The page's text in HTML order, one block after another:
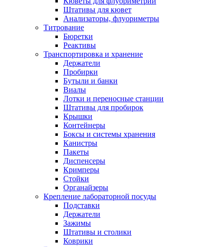
Штативы для кювет
Анализаторы, флуориметры
Титрование
Бюретки
Реактивы
Транспортировка и хранение
Держатели
Пробирки
Бутыли и банки
Виалы
Лотки и переносные станции
Штативы для пробирок
Крышки
Контейнеры
Боксы и системы хранения
Канистры
Пакеты
Диспенсеры
Кримперы
Стойки
Органайзеры
Крепление лабораторной посуды
Подставки
Держатели
Зажимы
Штативы и столики
Коврики